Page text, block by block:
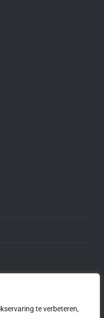
te verbeteren,